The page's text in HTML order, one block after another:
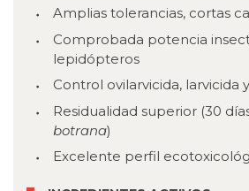
Amplias tolerancias, cortas
Comprobada potencia
lepidópteros
Control ovilarvicida, larvicida
Residualidad superior (30
botrana)
Excelente perfil